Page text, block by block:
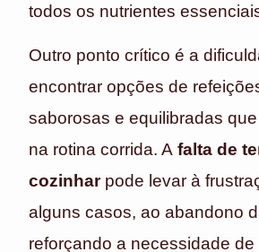
todos os nutrientes
Outro ponto crítico é a
encontrar opções de
saborosas e equilibradas
na rotina corrida. A falta de
cozinharpode levar à
alguns casos, ao abandono
reforçando a necessidade